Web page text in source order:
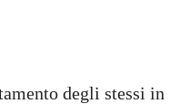
degli stessi in